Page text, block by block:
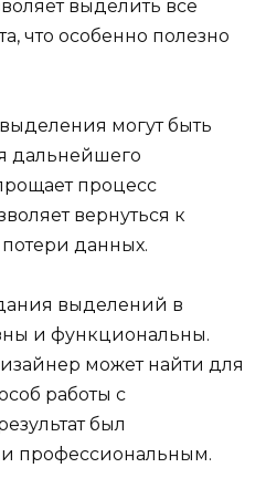
выделить все
что особенно полезно
могут быть
дальнейшего
процесс
вернуться к
данных.
выделений в
и функциональны.
может найти для
работы с
был
профессиональным.